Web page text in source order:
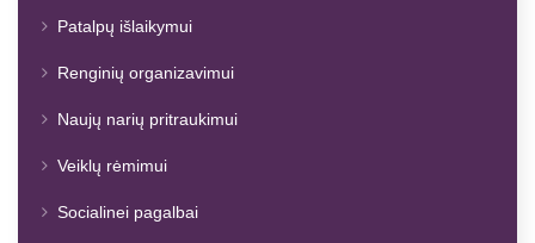
Patalpų išlaikymui
Renginių organizavimui
Naujų narių pritraukimui
Veiklų rėmimui
Socialinei pagalbai